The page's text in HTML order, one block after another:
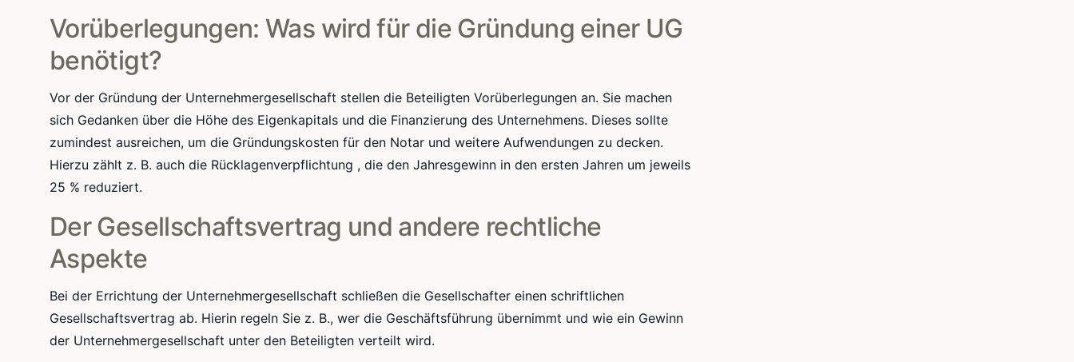
Vorüberlegungen: Was wird für die Gründung einer UG
benötigt?
Vor der Gründung der Unternehmergesellschaft stellen die Beteiligten Vorüberlegungen an. Sie machen
sich Gedanken über die Höhe des Eigenkapitals und die Finanzierung des Unternehmens. Dieses sollte
zumindest ausreichen, um die Gründungskosten für den Notar und weitere Aufwendungen zu decken.
Hierzu zählt z. B. auch die Rücklagenverpflichtung , die den Jahresgewinn in den ersten Jahren um jeweils
25 % reduziert.
Der Gesellschaftsvertrag und andere rechtliche
Aspekte
Bei der Errichtung der Unternehmergesellschaft schließen die Gesellschafter einen schriftlichen
Gesellschaftsvertrag ab. Hierin regeln Sie z. B., wer die Geschäftsführung übernimmt und wie ein Gewinn
der Unternehmergesellschaft unter den Beteiligten verteilt wird.